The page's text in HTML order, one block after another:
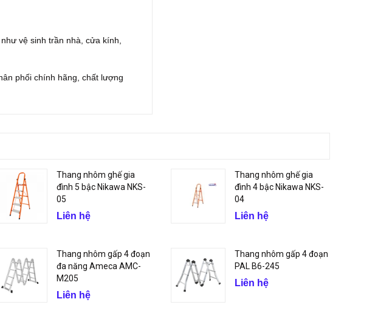
vệ sinh trần nhà, cửa kính,
phối chính hãng, chất lượng
Thang nhôm ghế gia
đình 5 bậc Nikawa NKS-
05
Liên hệ
Thang nhôm ghế gia
đình 4 bậc Nikawa NKS-
04
Liên hệ
Thang nhôm gấp 4 đoạn
đa năng Ameca AMC-
M205
Liên hệ
Thang nhôm gấp 4 đoạn
PAL B6-245
Liên hệ